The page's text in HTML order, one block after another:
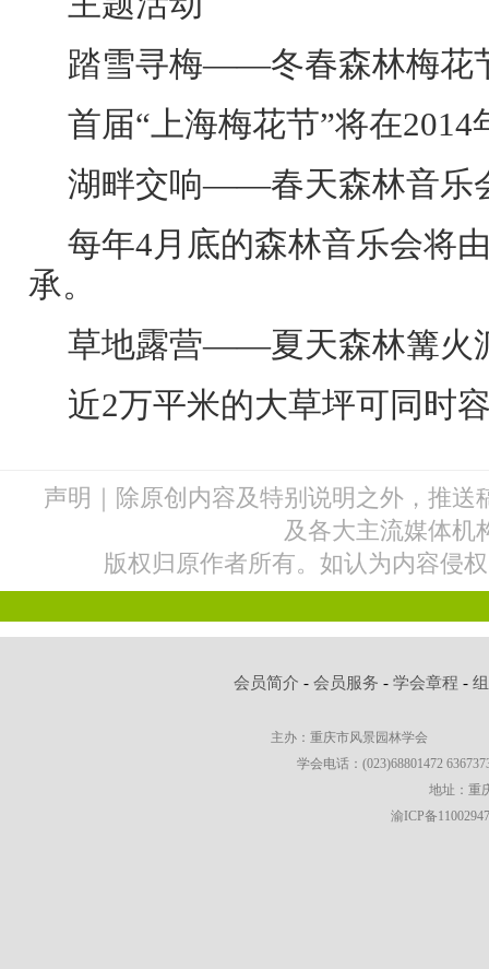
踏雪寻梅——冬春森林梅花
首届“上海梅花节”将在
湖畔交响——春天森林音乐
每年4月底的森林音乐会将
承。
草地露营——夏天森林篝火
近2万平米的大草坪可同时
声明｜除原创内容及特别说明之外，推送
及各大主流媒体机
版权归原作者所有。如认为内容侵
会员简介 -会员服务 -学会章程 -
主办：重庆市风景园林学会
学会电话：(023)68801472
地址：重
渝ICP备